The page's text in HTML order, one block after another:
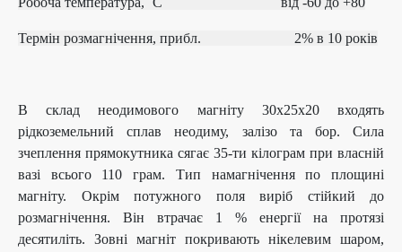
Термін розмагнічення, прибл. 2% в 10 років
В склад неодимового магніту 30х25х20 входять
рідкоземельний сплав неодиму, залізо та бор. Сила
зчеплення прямокутника сягає 35-ти кілограм при власній
вазі всього 110 грам. Тип намагнічення по площині
магніту. Окрім потужного поля виріб стійкий до
розмагнічення. Він втрачає 1 % енергії на протязі
десятиліть. Зовні магніт покривають нікелевим шаром,